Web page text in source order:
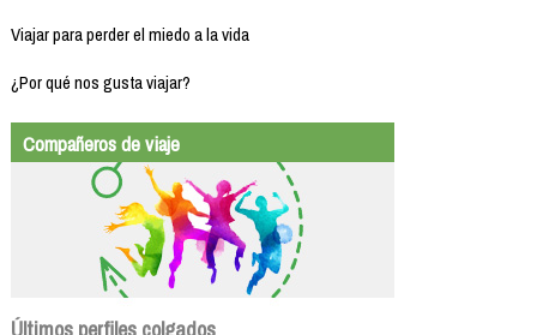
Viajar para perder el miedo a la vida
¿Por qué nos gusta viajar?
Compañeros de viaje